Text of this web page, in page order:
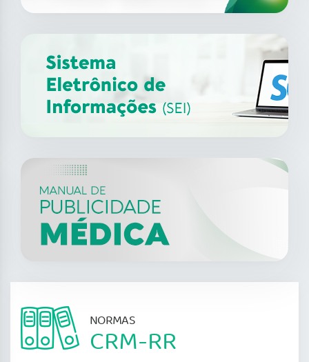
II Webinar de Endoscopia
Digestiva do CFM
30 jul
2026
NORMAS
CRM-RR